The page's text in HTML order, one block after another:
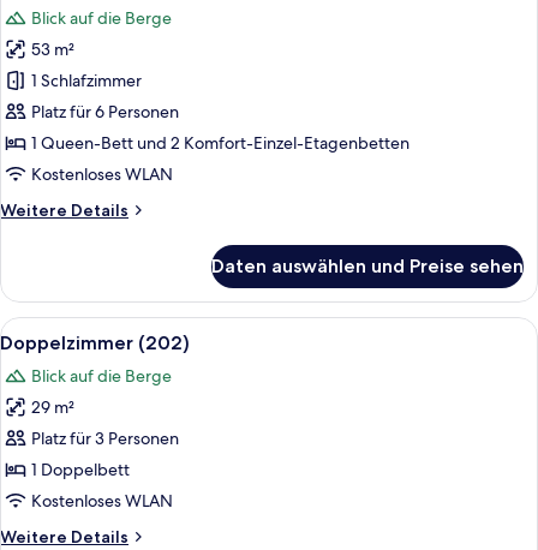
für
Comfort-
Vierbettzimmer
(201)
anzeigen
Blick auf die Berge
53 m²
1 Schlafzimmer
Platz für 6 Personen
1 Queen-Bett und 2 Komfort-Einzel-Etagenbetten
Kostenloses WLAN
Weitere Details
Weitere
Vierbettzimmer
(201)
Daten auswählen und Preise sehen
Alle
Fotos
für
Doppelzimmer
(202)
anzeigen
Doppelzimmer (202) | Hochwertige
7
Doppelzimmer (202)
Blick auf die Berge
29 m²
Platz für 3 Personen
1 Doppelbett
Kostenloses WLAN
Weitere Details
Weitere